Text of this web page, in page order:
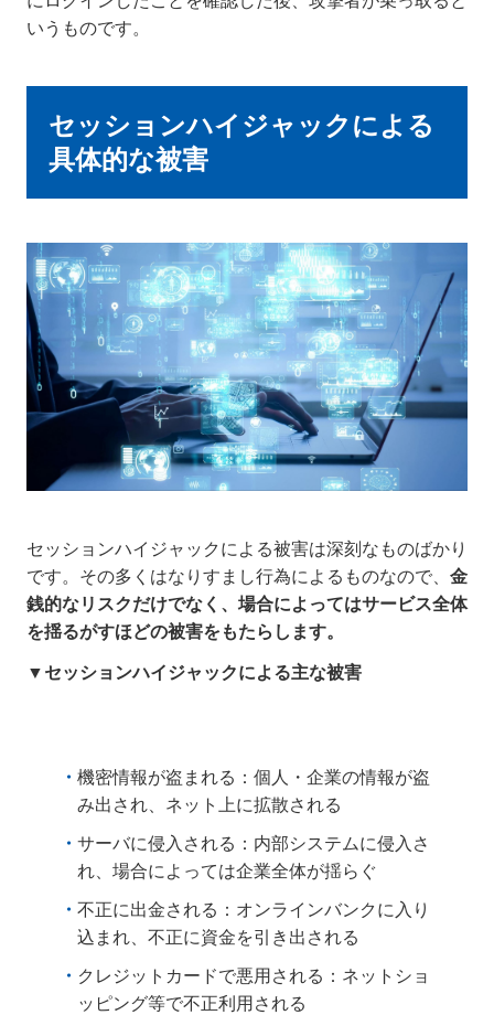
いうものです。
セッションハイジャックによる
具体的な被害
セッションハイジャックによる被害は深刻なものばかり
です。その多くはなりすまし行為によるものなので、 金
銭的なリスクだけでなく、場合によってはサービス全体
を揺るがすほどの被害をもたらします。
▼セッションハイジャックによる主な被害
機密情報が盗まれる：個人・企業の情報が盗
み出され、ネット上に拡散される
サーバに侵入される：内部システムに侵入さ
れ、場合によっては企業全体が揺らぐ
不正に出金される：オンラインバンクに入り
込まれ、不正に資金を引き出される
クレジットカードで悪用される：ネットショ
ッピング等で不正利用される